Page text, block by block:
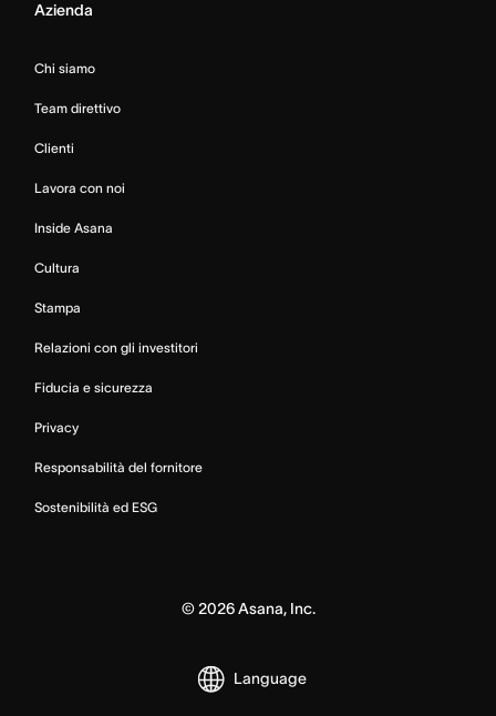
Azienda
Chi siamo
Team direttivo
Clienti
Lavora con noi
Inside Asana
Cultura
Stampa
Relazioni con gli investitori
Fiducia e sicurezza
Privacy
Responsabilità del fornitore
Sostenibilità ed ESG
© 2026Asana, Inc.
Language